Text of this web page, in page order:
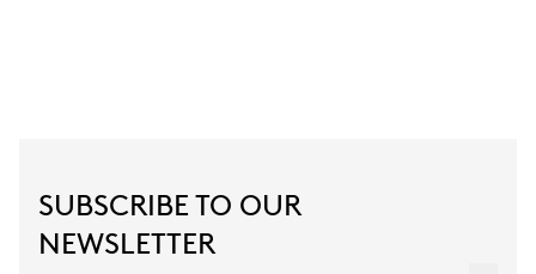
SUBSCRIBE TO OUR
NEWSLETTER